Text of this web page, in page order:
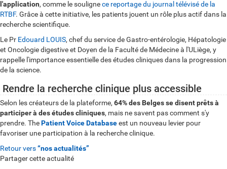
l'application, comme le soulignece reportage du journal télévisé de la
RTBF. Grâce à cette initiative, les patients jouent un rôle plus actif dans la
recherche scientifique.
Le Pr Edouard LOUIS, chef du service de Gastro-entérologie, Hépatologie
et Oncologie digestive et Doyen de la Faculté de Médecine à l'ULiège, y
rappelle l'importance essentielle des études cliniques dans la progression
de la science.
Rendre la recherche clinique plus accessible
Selon les créateurs de la plateforme, 64% des Belges se disent prêts à
participer à des études cliniques, mais ne savent pas comment s'y
prendre. ThePatient Voice Databaseest un nouveau levier pour
favoriser une participation à la recherche clinique.
Retour vers“nos actualités”
Partager cette actualité